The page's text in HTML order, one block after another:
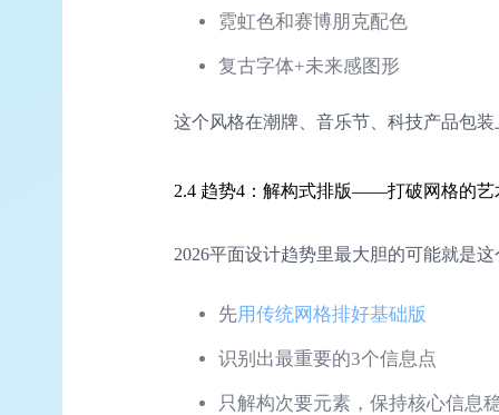
霓虹色和赛博朋克配色
复古字体+未来感图形
这个风格在潮牌、音乐节、科技产品包
2.4 趋势4：解构式排版——打破网格的艺
2026平面设计趋势里最大胆的可能就是
先用传统网格排好基础版
识别出最重要的3个信息点
只解构次要元素，保持核心信息